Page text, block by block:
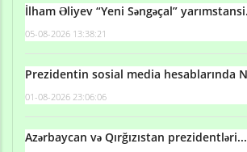
İlham Əliyev “Yeni Səngəçal”
05-08-2026 13:38:21
Prezidentin sosial media hesablarında
01-08-2026 23:06:06
Azərbaycan və Qırğızıstan prezidentləri...